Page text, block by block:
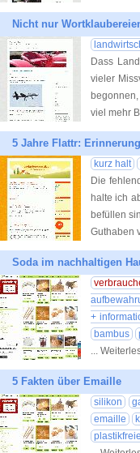
Nicht nur
Dass
vieler
viel mehr
5 Jahre Flattr:
kurz halt
Die
halte ich
befüllen
Guthaben
Soda im nachhaltigen
+
bambus
...
5 Fakten über Emaille
silikon
emaille